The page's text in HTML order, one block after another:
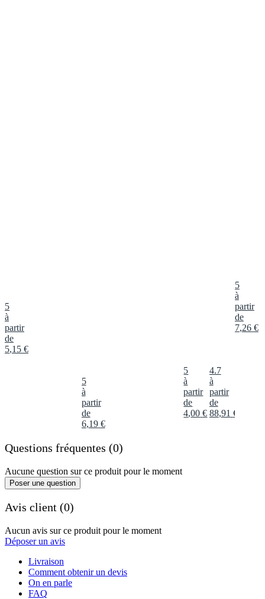
5
à
partir
de
5,15 €
5
à
partir
de
6,19 €
5
à
partir
de
4,00 €
4.7
à
partir
de
88,91 €
5
à
partir
de
7,26 €
Questions fréquentes (0)
Aucune question sur ce produit pour le moment
Poser une question
Avis client (0)
Aucun avis sur ce produit pour le moment
Déposer un avis
Livraison
Comment obtenir un devis
On en parle
FAQ